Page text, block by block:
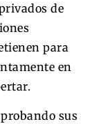
de
para
en
sus